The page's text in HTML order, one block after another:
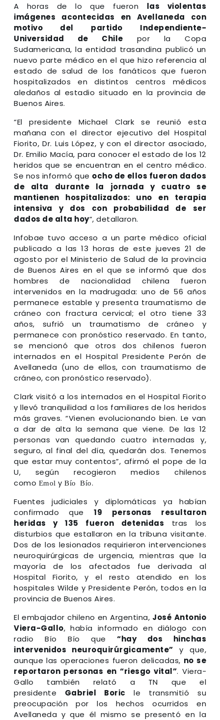
A horas de lo que fueron las violentas
imágenes acontecidas en Avellaneda con
motivo del partido Independiente-
Universidad de Chile por la Copa
Sudamericana, la entidad trasandina publicó un
nuevo parte médico en el que hizo referencia al
estado de salud de los fanáticos que fueron
hospitalizados en distintos centros médicos
aledaños al estadio situado en la provincia de
Buenos Aires.
“El presidente Michael Clark se reunió esta
mañana con el director ejecutivo del Hospital
Fiorito, Dr. Luis López, y con el director asociado,
Dr. Emilio Macía, para conocer el estado de los 12
heridos que se encuentran en el centro médico.
Se nos informó que ocho de ellos fueron dados
de alta durante la jornada y cuatro se
mantienen hospitalizados: uno en terapia
intensiva y dos con probabilidad de ser
dados de alta hoy“, detallaron.
Infobae tuvo acceso a un parte médico oficial
publicado a las 13 horas de este jueves 21 de
agosto por el Ministerio de Salud de la provincia
de Buenos Aires en el que se informó que dos
hombres de nacionalidad chilena fueron
intervenidos en la madrugada: uno de 56 años
permanece estable y presenta traumatismo de
cráneo con fractura cervical; el otro tiene 33
años, sufrió un traumatismo de cráneo y
permanece con pronóstico reservado. En tanto,
se mencionó que otros dos chilenos fueron
internados en el Hospital Presidente Perón de
Avellaneda (uno de ellos, con traumatismo de
cráneo, con pronóstico reservado).
Clark visitó a los internados en el Hospital Fiorito
y llevó tranquilidad a los familiares de los heridos
más graves. “Vienen evolucionando bien. Le van
a dar de alta la semana que viene. De las 12
personas van quedando cuatro internadas y,
seguro, al final del día, quedarán dos. Tenemos
que estar muy contentos”, afirmó el pope de la
U, según recogieron medios chilenos
como Emol y Bío Bío.
Fuentes judiciales y diplomáticas ya habían
confirmado que19 personas resultaron
heridas y 135 fueron detenidas tras los
disturbios que estallaron en la tribuna visitante.
Dos de los lesionados requirieron intervenciones
neuroquirúrgicas de urgencia, mientras que la
mayoría de los afectados fue derivada al
Hospital Fiorito, y el resto atendido en los
hospitales Wilde y Presidente Perón, todos en la
provincia de Buenos Aires.
El embajador chileno en Argentina, José Antonio
Viera-Gallo, había informado en diálogo con
radio Bío Bío que “hay dos hinchas
intervenidos neuroquirúrgicamente” y que,
aunque las operaciones fueron delicadas, no se
reportaron personas en “riesgo vital”. Viera-
Gallo también relató a TN que el
presidente Gabriel Boric le transmitió su
preocupación por los hechos ocurridos en
Avellaneda y que él mismo se presentó en la